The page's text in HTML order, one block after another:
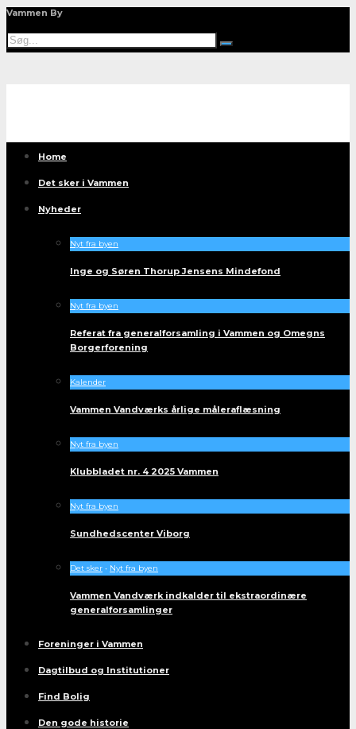
Vammen By
Home
Det sker i Vammen
Nyheder
Nyt fra byen
Inge og Søren Thorup Jensens Mindefond
Nyt fra byen
Referat fra generalforsamling i Vammen og Omegns
Borgerforening
Kalender
Vammen Vandværks årlige måleraflæsning
Nyt fra byen
Klubbladet nr. 4 2025 Vammen
Nyt fra byen
Sundhedscenter Viborg
Det sker • Nyt fra byen
Vammen Vandværk indkalder til ekstraordinære
generalforsamlinger
Foreninger i Vammen
Dagtilbud og Institutioner
Find Bolig
Den gode historie